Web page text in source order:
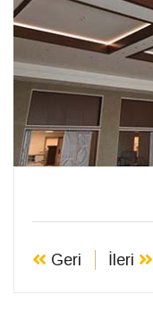
Geri İleri